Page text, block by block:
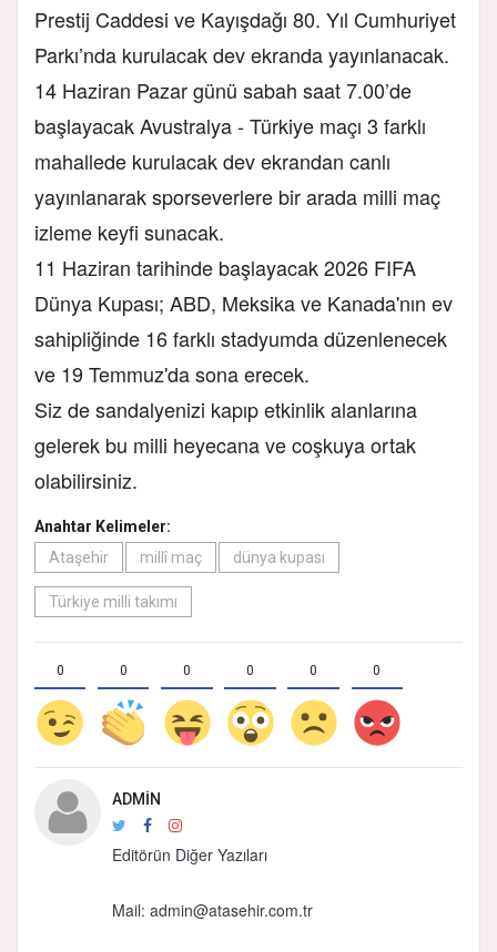
Prestij Caddesi ve Kayışdağı 80. Yıl Cumhuriyet
Parkı’nda kurulacak dev ekranda yayınlanacak.
14 Haziran Pazar günü sabah saat 7.00’de
başlayacak Avustralya - Türkiye maçı 3 farklı
mahallede kurulacak dev ekrandan canlı
yayınlanarak sporseverlere bir arada milli maç
izleme keyfi sunacak.
11 Haziran tarihinde başlayacak 2026 FIFA
Dünya Kupası; ABD, Meksika ve Kanada'nın ev
sahipliğinde 16 farklı stadyumda düzenlenecek
ve 19 Temmuz'da sona erecek.
Siz de sandalyenizi kapıp etkinlik alanlarına
gelerek bu milli heyecana ve coşkuya ortak
olabilirsiniz.
Anahtar Kelimeler:
Ataşehir
millî maç dünya kupası
Türkiye milli takımı
0 0 0 0 0 0
ADMIN
Editörün Diğer Yazıları
Mail: admin@atasehir.com.tr